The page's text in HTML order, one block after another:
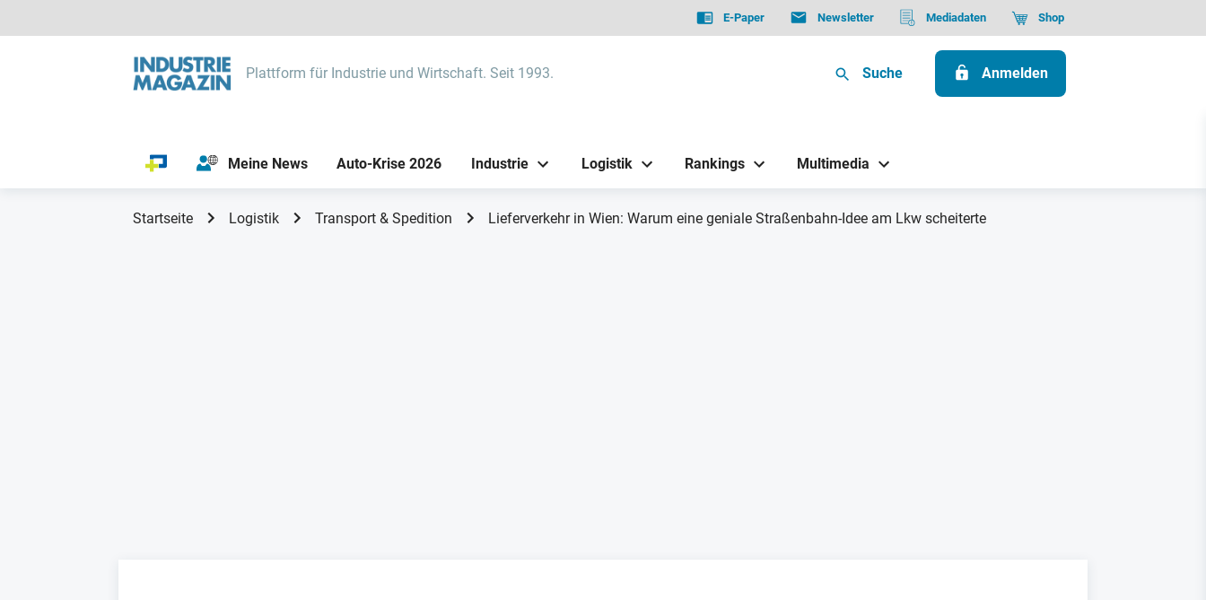
E-Paper Newsletter Mediadaten Shop
Plattform für Industrie und Wirtschaft. Seit 1993. Suche Anmelden
Meine News Auto-Krise 2026 Industrie Logistik Rankings Multimedia
Startseite Logistik Transport & Spedition Lieferverkehr in Wien: Warum eine geniale Straßenbahn-Idee am Lkw scheiterte